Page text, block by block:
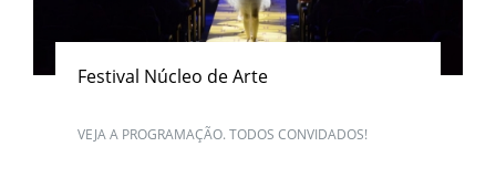
Festival Núcleo de Arte
VEJA A PROGRAMAÇÃO. TODOS CONVIDADOS!